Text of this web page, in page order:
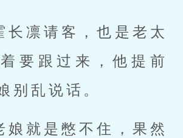
长凛请客，也是老太
要跟过来，他提前
别乱说话。
娘就是憋不住，果然